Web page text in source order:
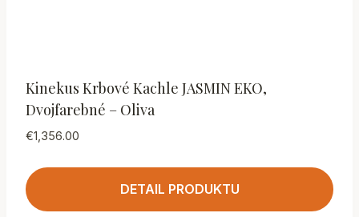
Kinekus Krbové Kachle JASMIN EKO,
Dvojfarebné – Oliva
€1,356.00
DETAIL PRODUKTU